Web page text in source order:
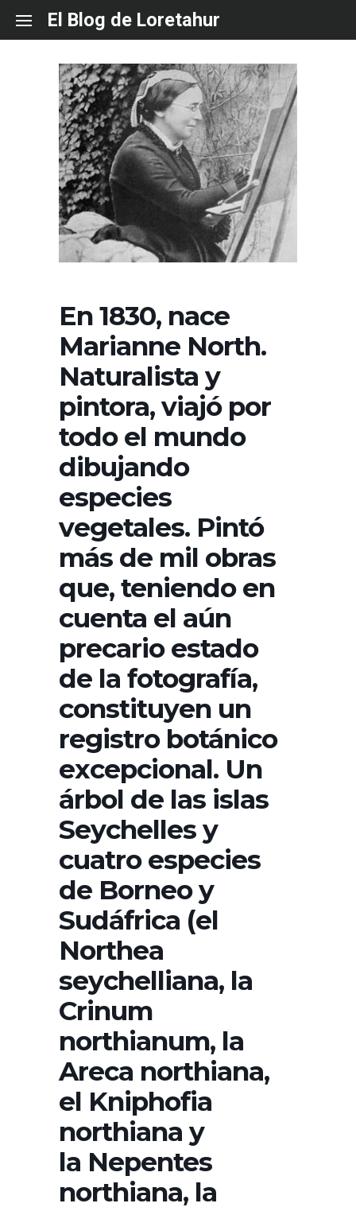
content
El Blog de Loretahur
En 1830, nace
Marianne North.
Naturalista y
pintora, viajó por
todo el mundo
dibujando
especies
vegetales. Pintó
más de mil obras
que, teniendo en
cuenta el aún
precario estado
de la fotografía,
constituyen un
registro botánico
excepcional. Un
árbol de las islas
Seychelles y
cuatro especies
de Borneo y
Sudáfrica (el
Northea
seychelliana, la
Crinum
northianum, la
Areca northiana,
el Kniphofia
northiana y
la Nepentes
northiana, la